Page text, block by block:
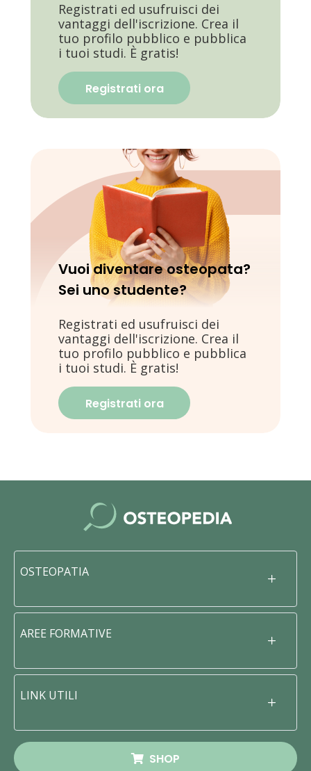
Registrati ed usufruisci dei
vantaggi dell'iscrizione. Crea il
tuo profilo pubblico e pubblica
i tuoi studi. È gratis!
Registrati ora
Vuoi diventare osteopata?
Sei uno studente?
Registrati ed usufruisci dei
vantaggi dell'iscrizione. Crea il
tuo profilo pubblico e pubblica
i tuoi studi. È gratis!
Registrati ora
OSTEOPATIA
AREE FORMATIVE
LINK UTILI
SHOP